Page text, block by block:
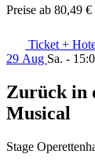
Preise ab 80,49 €
Ticket +
29 Aug Sa. -
Zurück in
Musical
Stage